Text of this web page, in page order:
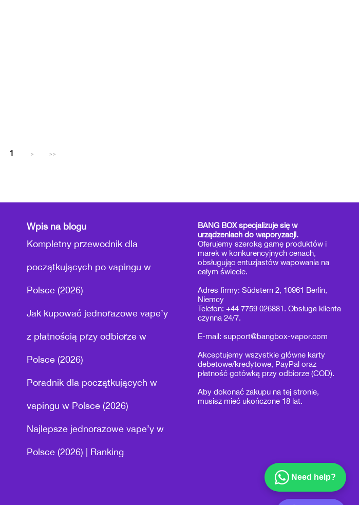
1 > >>
Wpis na blogu
Kompletny przewodnik dla
początkujących po vapingu w
Polsce (2026)
Jak kupować jednorazowe vape’y
z płatnością przy odbiorze w
Polsce (2026)
Poradnik dla początkujących w
vapingu w Polsce (2026)
Najlepsze jednorazowe vape’y w
Polsce (2026) | Ranking
BANG BOX specjalizuje się w
urządzeniach do waporyzacji.
Oferujemy szeroką gamę produktów i
marek w konkurencyjnych cenach,
obsługując entuzjastów wapowania na
całym świecie.
Adres firmy: Südstern 2, 10961 Berlin,
Niemcy
Telefon: +44 7759 026881. Obsługa klienta
czynna 24/7.
E-mail: support@bangbox-vapor.com
Akceptujemy wszystkie główne karty
debetowe/kredytowe, PayPal oraz
płatność gotówką przy odbiorze (COD).
Aby dokonać zakupu na tej stronie,
musisz mieć ukończone 18 lat.
Need help?